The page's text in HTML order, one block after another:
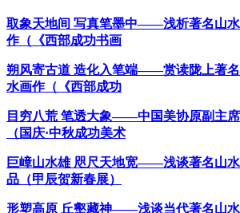
取象天地间 写真笔墨中——浅析著名山
作（《西部成功书画
朔风寄古道 造化入笔端——赏读陇上著
水画作（《西部成功
目穷八荒 笔透大象——中国美协原副主
（国庆·中秋成功美术
巨嶂山水雄 咫尺天地宽——浅谈著名山
品（甲辰贺新春展）
形塑高原 丘壑藏神——浅谈当代著名山